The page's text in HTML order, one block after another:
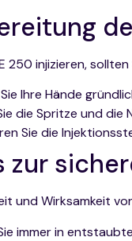
250 injizieren,
Ihre Hände
die Spritze und die
Sie die
zur
und Wirksamkeit
immer in